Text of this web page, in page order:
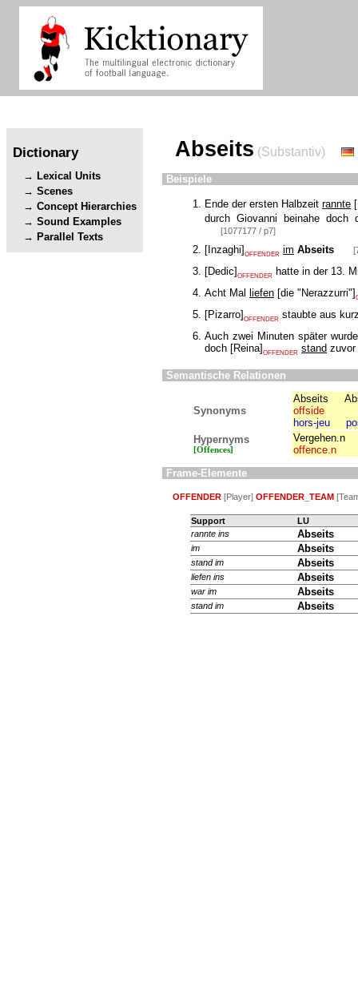
Dictionary
Lexical Units
Scenes
Concept Hierarchies
Sound Examples
Parallel Texts
Abseits (Substantiv)
Beispiele
Ende der ersten Halbzeitrannte [
durch Giovanni beinahe
[1077177 / p7]
[ Inzaghi] OFFENDER im Abseits
[Dedic] OFFENDER
hatte in der 13.
Acht Mal liefen [die "Nerazzurri"]
[Pizarro] OFFENDER staubte aus
Auch zwei Minuten später
doch [Reina] OFFENDER stand zuvor
Semantische Relationen
Synonyms
Abseits
offside
hors-jeu
Hypernyms
[Offences]
Vergehen.n
offence.n
Frame-Elemente
OFFENDER [Player] OFFENDER_TEAM
Support
LU
rannte ins Abseits
im Abseits
standim Abseits
liefen ins Abseits
war im Abseits
standim Abseits